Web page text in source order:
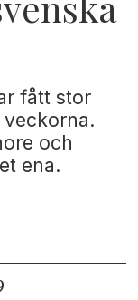
fått stor
och
ena.